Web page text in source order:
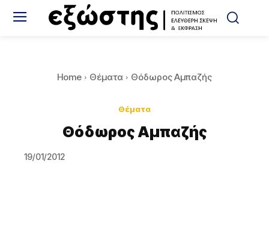
Home Θέματα Θόδωρος Αμπαζής
Θέματα
Θόδωρος Αμπαζής
19/01/2012